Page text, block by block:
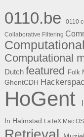
0110.be 0110
Collaborative Filtering
Computational
Dutch featured Folk
GhentCDH
HoGent
In Halmstad LaTeX Mac